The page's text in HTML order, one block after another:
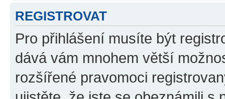
REGISTROVAT
Pro přihlášení musíte být
dává vám mnohem větší
rozšířené pravomoci